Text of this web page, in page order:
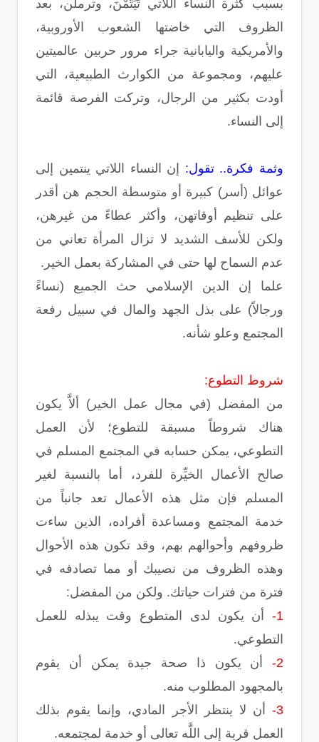
بسبب كثرة النساء اللاتي تَيَتَّمْنَ، وترملن، بعد
الظروف التي خاضتها الشعوب الأوروبية،
والأمريكية واليابانية جراء مرور حربين عالميتين
عليهم، ومجموعة من الكوارث الطبيعية، التي
أودت بكثير من الرجال، وتركت الفرصة قائمة
إلى النساء.
وثمة فكرة.. تقول: إن النساء اللاتي ينتمين إلى
عوائل (أسر) كبيرة أو متوسطة الحجم هن أقدر
على تنظيم أوقاتهن، وأكثر عطاءً من غيرهن،
ولكن للأسف الشديد لا تزال المرأة تعاني من
عدم السماح لها حتى في المشاركة بعمل الخير.
علما إن الدين الإسلامي حث الجميع (نساءً
ورجالاً) على بذل الجهد والمال في سبيل رفعة
المجتمع وعلو شأنه.
شروط التطوع:
من المفضل (في مجال عمل الخير) ألاَّ يكون
هناك شروطاً مسبقة للتطوع؛ لأن العمل
التطوعي، يمكن حسابه في المجتمع المسلم في
صالح الأعمال الخيِّرة للفرد، أما بالنسبة لغير
المسلم فإن مثل هذه الأعمال تعد جانباً من
خدمة المجتمع ومساعدة أفراده، الذين ساءت
ظروفهم وأحوالهم بهم، وقد تكون هذه الأحوال
وهذه الظروف من نصيبك أو مما تصادفه في
فترة من فترات حياتك. ولكن من المفضل:
1-
أن يكون لدى المتطوع وقت يبذله للعمل
التطوعي.
2-
أن يكون ذا صحة جيدة يمكن أن يقوم
بالمجهود المطلوب منه.
3-
أن لا ينتظر الأجر المادي، وإنما يقوم بذلك
العمل قربة إلى اللَّه تعالى أو خدمة لمجتمعه.